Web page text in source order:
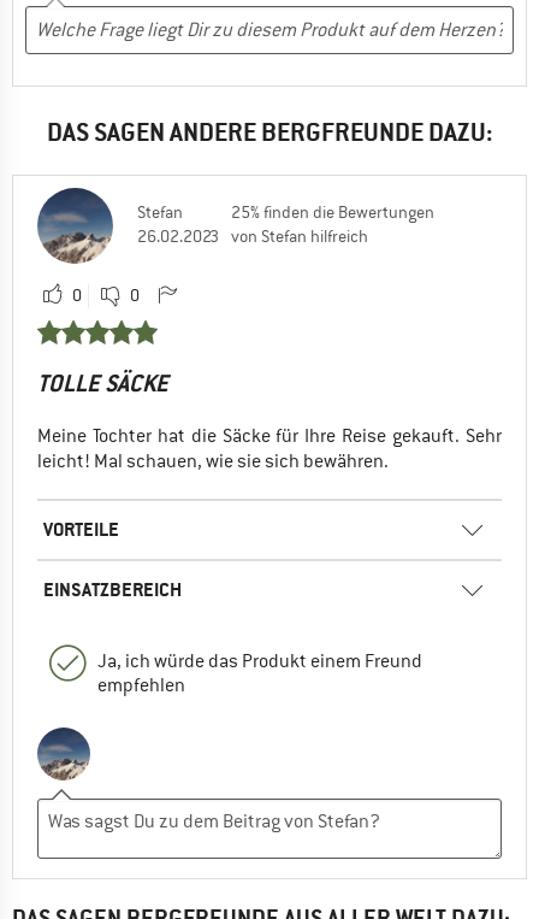
DAS SAGEN ANDERE BERGFREUNDE DAZU:
Stefan
26.02.2023
25% finden die Bewertungen
von Stefan hilfreich
0 0
TOLLE SÄCKE
Meine Tochter hat die Säcke für Ihre Reise gekauft. Sehr
leicht! Mal schauen, wie sie sich bewähren.
VORTEILE
EINSATZBEREICH
Ja, ich würde das Produkt einem Freund
empfehlen